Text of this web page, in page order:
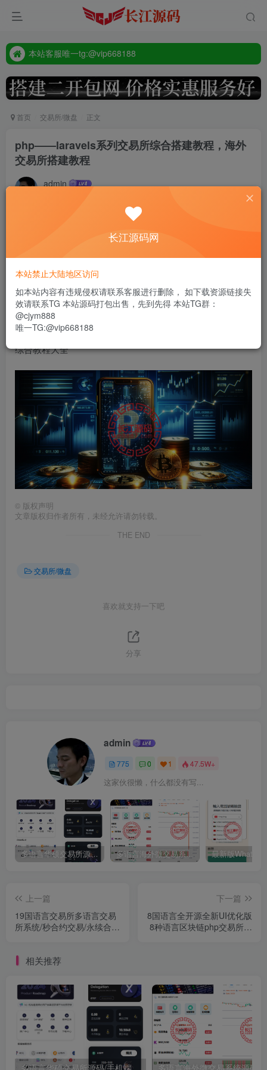
本站客服唯一tg:@vip668188
本站客服唯一tg:@vip668188
首页 交易所/微盘 正文
php——laravels系列交易所综合搭建教程，海外
交易所搭建教程
admin
此内容为付费资源，请付费后查看
usdt30 限时特惠
综合教程大全
© 版权声明
文章版权归作者所有，未经允许请勿转载。
THE END
交易所/微盘
喜欢就支持一下吧
分享
admin
775 0 1 47.5W+
这家伙很懒，什么都没有写...
多语言华硕交易所源码/手机端uniapp电脑端vue.支持秒合约/币币/国际黄金/U本位合约/DeFi挖矿 多语言海外微交易系统源码/虚拟币黄金期货外汇微盘
上一篇
19国语言交易所多语言交易
所系统/秒合约交易/永续合
下一篇
8国语言全开源全新UI优化版
8种语言区块链php交易所源
相关推荐
长江源码网
本站禁止大陆地区访问
如本站内容有违规侵权请联系客服进行删除， 如下载资源链接失
效请联系TG 本站源码打包出售，先到先得 本站TG群：
@cjym888
唯一TG:@vip668188